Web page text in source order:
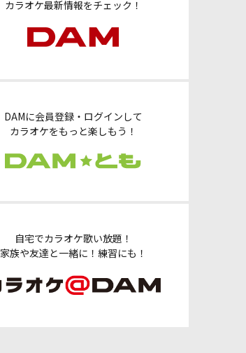
カラオケ最新情報をチェック！
DAMに会員登録・ログインして
カラオケをもっと楽しもう！
自宅でカラオケ歌い放題！
家族や友達と一緒に！練習にも！